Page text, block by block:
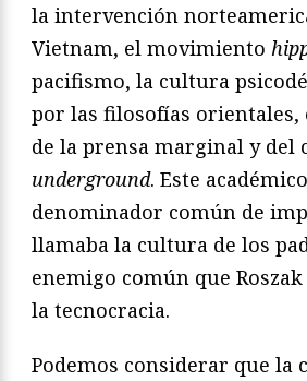
la intervención
Vietnam, el movimiento
pacifismo, la cultura
por las filosofías
de la prensa marginal y del
underground. Este
denominador común de
llamaba la cultura de los
enemigo común que
la tecnocracia.
Podemos considerar que la